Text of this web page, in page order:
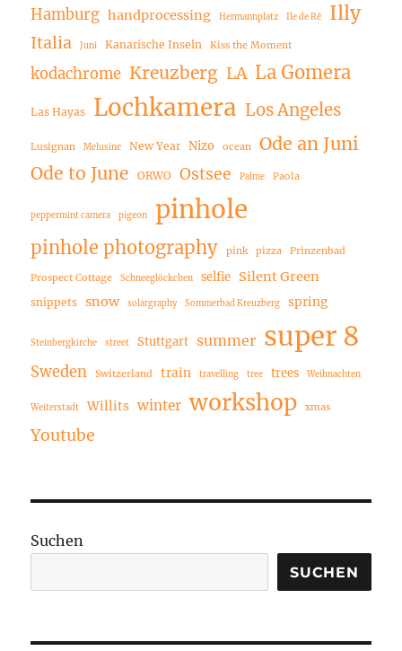
Hamburg handprocessing Hermannplatz Ile de Ré Illy
Italia Juni Kanarische Inseln Kiss the Moment
kodachrome Kreuzberg LA La Gomera
Las Hayas Lochkamera Los Angeles
Lusignan Melusine New Year Nizo ocean
Ode an Juni
Ode to June
ORWO Ostsee Palme Paola
peppermint camera pigeon pinhole
pinhole photography pink pizza Prinzenbad
Prospect Cottage Schneeglöckchen selfie Silent Green
snippets snow solargraphy Sommerbad Kreuzberg spring
Steinbergkirche street Stuttgart summer super 8
Sweden Switzerland train travelling tree trees Weihnachten
Weiterstadt Willits winter workshop xmas
Youtube
Suchen
SUCHEN